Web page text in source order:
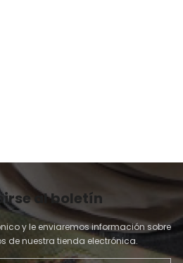
al boletín
y le enviaremos información sobre
de nuestra tienda electrónica.